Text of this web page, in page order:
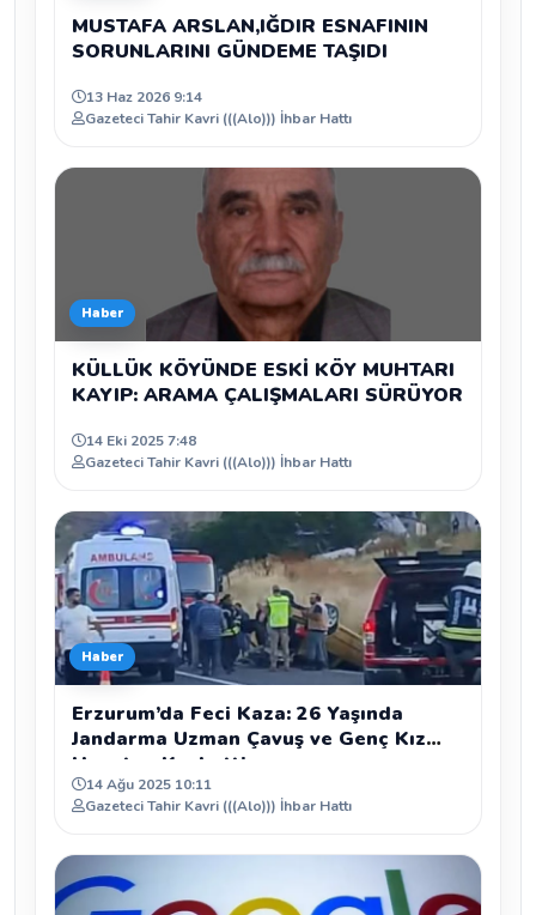
MUSTAFA ARSLAN,IĞDIR ESNAFININ
SORUNLARINI GÜNDEME TAŞIDI
13 Haz 2026 9:14
Gazeteci Tahir Kavri (((Alo))) İhbar Hattı
Haber
KÜLLÜK KÖYÜNDE ESKİ KÖY MUHTARI
KAYIP: ARAMA ÇALIŞMALARI SÜRÜYOR
14 Eki 2025 7:48
Gazeteci Tahir Kavri (((Alo))) İhbar Hattı
Haber
Erzurum’da Feci Kaza: 26 Yaşında
Jandarma Uzman Çavuş ve Genç Kız
Hayatını Kaybetti
14 Ağu 2025 10:11
Gazeteci Tahir Kavri (((Alo))) İhbar Hattı